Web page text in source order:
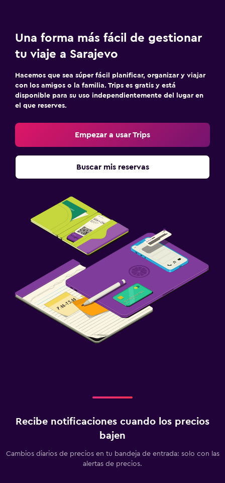
Una forma más fácil de gestionar
tu viaje a Sarajevo
Hacemos que sea súper fácil planificar, organizar y viajar
con los amigos o la familia. Trips es gratis y está
disponible para su uso independientemente del lugar en
el que reserves.
Empezar a usar Trips
Buscar mis reservas
Recibe notificaciones cuando los precios
bajen
Cambios diarios de precios en tu bandeja de entrada: solo con las
alertas de precios.